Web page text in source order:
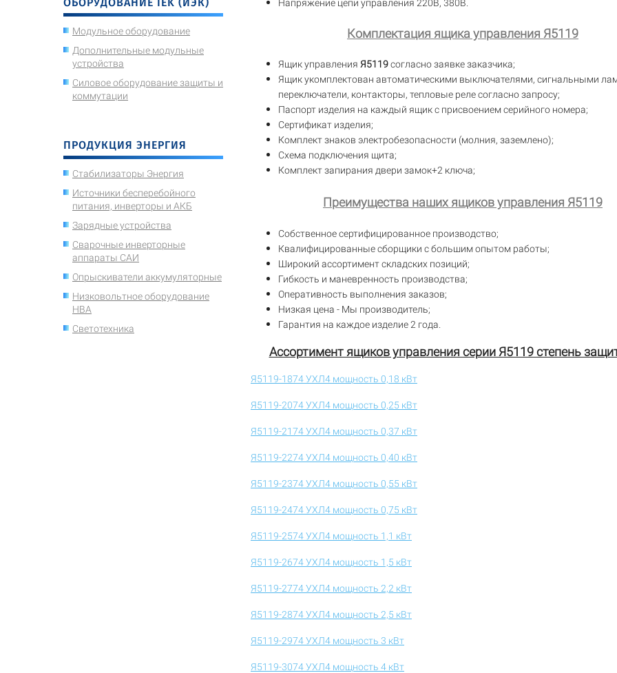
Модульное оборудование
Дополнительные модульные
устройства
Силовое оборудование защиты и
коммутации
ПРОДУКЦИЯ ЭНЕРГИЯ
Стабилизаторы Энергия
Источники бесперебойного
питания, инверторы и АКБ
Зарядные устройства
Сварочные инверторные
аппараты САИ
Опрыскиватели аккумуляторные
Низковольтное оборудование
НВА
Светотехника
Напряжение цепи управления 220В, 380В.
Комплектация ящика управления Я5119
Ящик управления Я5119согласно заявке заказчика;
Ящик укомплектован автоматическими выключателями, сигнальными
переключатели, контакторы, тепловые реле согласно запросу;
Паспорт изделия на каждый ящик с присвоением серийного номера;
Сертификат изделия;
Комплект знаков электробезопасности (молния, заземлено);
Схема подключения щита;
Комплект запирания двери замок+2 ключа;
Преимущества наших ящиков управления Я5119
Собственное сертифицированное производство;
Квалифицированные сборщики с большим опытом работы;
Широкий ассортимент складских позиций;
Гибкость и маневренность производства;
Оперативность выполнения заказов;
Низкая цена - Мы производитель;
Гарантия на каждое изделие 2 года.
Ассортимент ящиков управления серии Я5119 степень
Я5119-1874 УХЛ4 мощность 0,18 кВт
Я5119-2074 УХЛ4 мощность 0,25 кВт
Я5119-2174 УХЛ4 мощность 0,37 кВт
Я5119-2274 УХЛ4 мощность 0,40 кВт
Я5119-2374 УХЛ4 мощность 0,55 кВт
Я5119-2474 УХЛ4 мощность 0,75 кВт
Я5119-2574 УХЛ4 мощность 1,1 кВт
Я5119-2674 УХЛ4 мощность 1,5 кВт
Я5119-2774 УХЛ4 мощность 2,2 кВт
Я5119-2874 УХЛ4 мощность 2,5 кВт
Я5119-2974 УХЛ4 мощность 3 кВт
Я5119-3074 УХЛ4 мощность 4 кВт